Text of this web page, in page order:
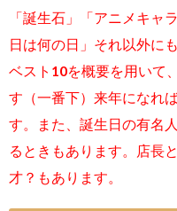
「誕生石」「アニメキャ
日は何の日」それ以外にも
ベスト10を概要を用いて
す（一番下）来年になれ
す。また、誕生日の有名
るときもあります。店長
才？もあります。